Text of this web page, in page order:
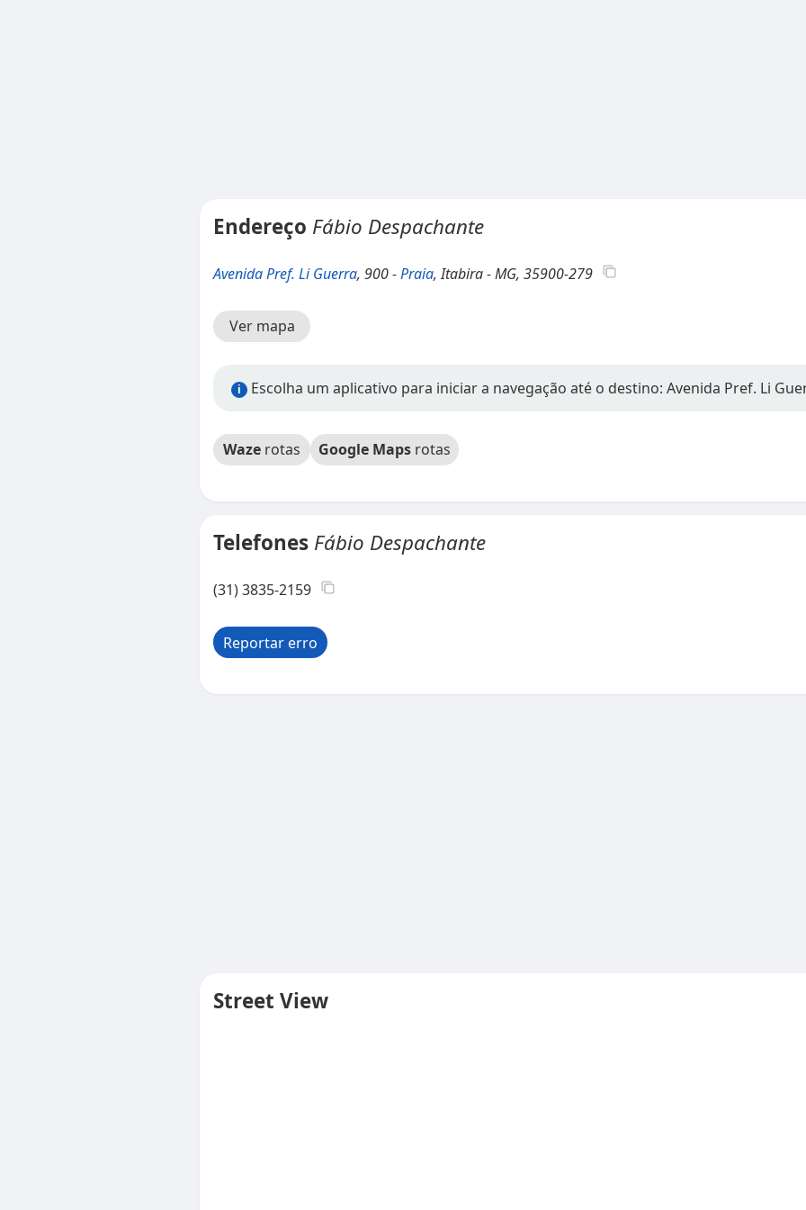
Endereço Fábio Despachante
Avenida Pref. Li Guerra, 900 -Praia, Itabira - MG, 35900-279
Ver mapa
i Escolha um aplicativo para iniciar a navegação até o destino: Avenida Pref. Li
Waze rotas Google Maps rotas
Telefones Fábio Despachante
(31) 3835-2159
Reportar erro
Street View